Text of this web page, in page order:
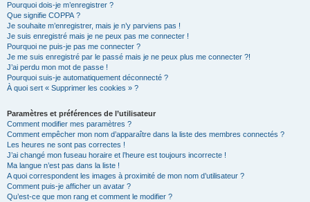
Pourquoi dois-je m’enregistrer ?
Que signifie COPPA ?
Je souhaite m’enregistrer, mais je n’y parviens pas !
Je suis enregistré mais je ne peux pas me connecter !
Pourquoi ne puis-je pas me connecter ?
Je me suis enregistré par le passé mais je ne peux plus me connecter ?!
J’ai perdu mon mot de passe !
Pourquoi suis-je automatiquement déconnecté ?
À quoi sert « Supprimer les cookies » ?
Paramètres et préférences de l’utilisateur
Comment modifier mes paramètres ?
Comment empêcher mon nom d’apparaître dans la liste des membres connectés ?
Les heures ne sont pas correctes !
J’ai changé mon fuseau horaire et l’heure est toujours incorrecte !
Ma langue n’est pas dans la liste !
A quoi correspondent les images à proximité de mon nom d’utilisateur ?
Comment puis-je afficher un avatar ?
Qu’est-ce que mon rang et comment le modifier ?